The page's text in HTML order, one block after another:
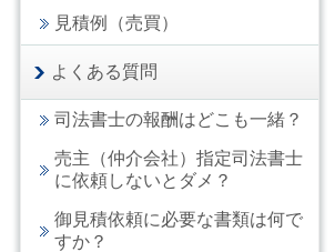
見積例（売買）
よくある質問
司法書士の報酬はどこも一緒？
売主（仲介会社）指定司法書士
に依頼しないとダメ？
御見積依頼に必要な書類は何で
すか？